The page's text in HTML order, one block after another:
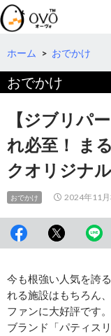
検
索
コ
テ
ツ
へ
ホーム > おでかけ
おでかけ
【ジブリパ
れ必至！ ま
クオリジナ
おでかけ 2024年11月
今も根強い人気を誇
れる施設はもちろん
ファンに大好評です
ブランド「パティス